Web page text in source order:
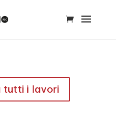
tutti i lavori